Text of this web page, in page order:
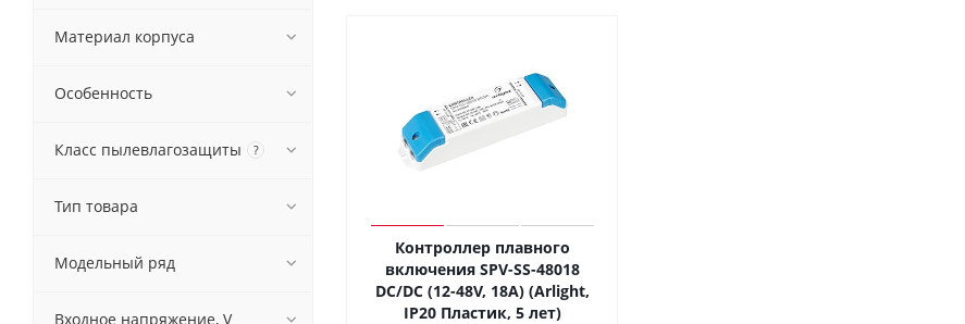
Контроллер плавного
включения SPV-SS-48018
DC/DC (12-48V, 18A) (Arlight,
IP20 Пластик, 5 лет)
Материал корпуса
Особенность
Класс пылевлагозащиты ?
Тип товара
Модельный ряд
Входное напряжение, V